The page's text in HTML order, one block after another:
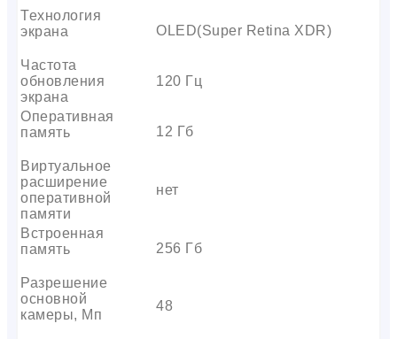
Технология
экрана
OLED(Super Retina XDR)
Частота
обновления
экрана
120 Гц
Оперативная
память
12 Гб
Виртуальное
расширение
оперативной
памяти
нет
Встроенная
память
256 Гб
Разрешение
основной
камеры, Мп
48